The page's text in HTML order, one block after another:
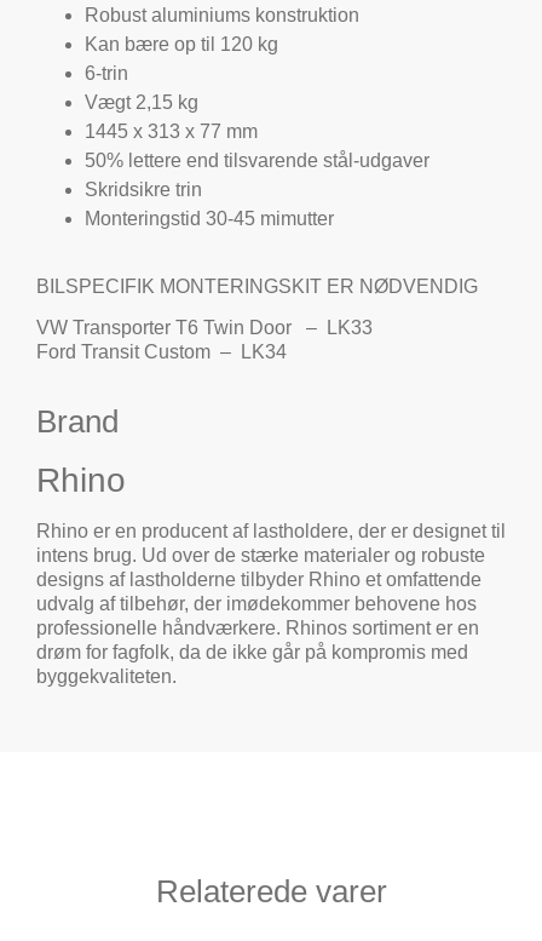
Robust aluminiums konstruktion
Kan bære op til 120 kg
6-trin
Vægt 2,15 kg
1445 x 313 x 77 mm
50% lettere end tilsvarende stål-udgaver
Skridsikre trin
Monteringstid 30-45 mimutter
BILSPECIFIK MONTERINGSKIT ER NØDVENDIG
VW Transporter T6 Twin Door – LK33
Ford Transit Custom – LK34
Brand
Rhino
Rhino er en producent af lastholdere, der er designet til
intens brug. Ud over de stærke materialer og robuste
designs af lastholderne tilbyder Rhino et omfattende
udvalg af tilbehør, der imødekommer behovene hos
professionelle håndværkere. Rhinos sortiment er en
drøm for fagfolk, da de ikke går på kompromis med
byggekvaliteten.
Relaterede varer